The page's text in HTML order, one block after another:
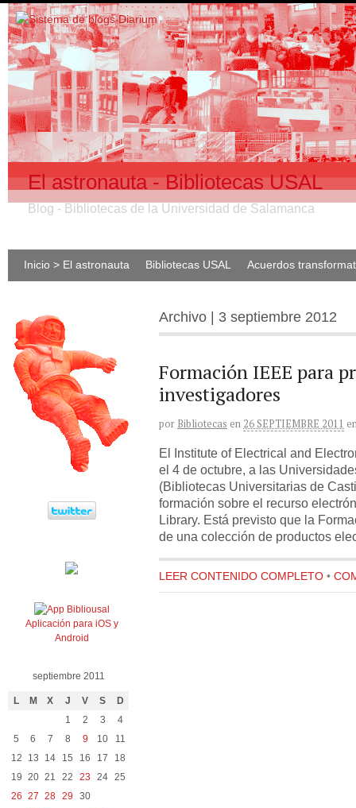
El astronauta - Bibliotecas USAL
Blog - Bibliotecas de la Universidad de Salamanca
Inicio > El astronauta Bibliotecas USAL Acuerdos
Archivo | 3 septiembre 2012
Formación IEEE para
investigadores
por Bibliotecas en 26 SEPTIEMBRE 2011
El Institute of Electrical and
el 4 de octubre, a las
(Bibliotecas Universitarias de
formación sobre el recurso
Library. Está previsto que la
de una colección de productos
LEER CONTENIDO COMPLETO •
Aplicación para iOS y
Android
septiembre 2011
L M X J V S D
1 2 3
4
5
6 7 8 9 10
11
12
13 14 15 16 17
18
19 20 21 22 23 24 25
26 27 28 29 30